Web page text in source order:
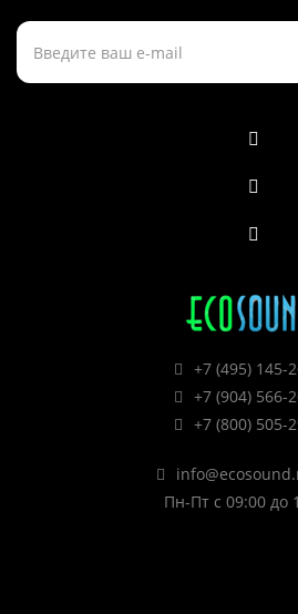
+7 (495) 145-
+7 (904) 566-
+7 (800) 505-
Пн-Пт с 09:00 до